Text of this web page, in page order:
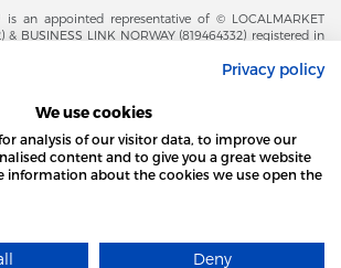
is an appointed representative of © LOCALMARKET
& BUSINESS LINK NORWAY (819464332) registered in
Financial & Insurance Services and Markets Authority,
by the Financial Conduct Authority. Head
Alle 4, 0278 Oslo – Skøyen. Post Adresse: Postboks
Email Contact: post@localmarket.no. Office Contact: +
2016-2026 The LOCALMARKET GROUP ™.
LOCALMARKET |
MARKET WYKORZYSTUJE PLIKI
DOWIEDZ SIĘ WIĘCEJ
Privacy policy
We use cookies
analysis of our visitor data, to improve our
content and to give you a great website
information about the cookies we use open the
Deny